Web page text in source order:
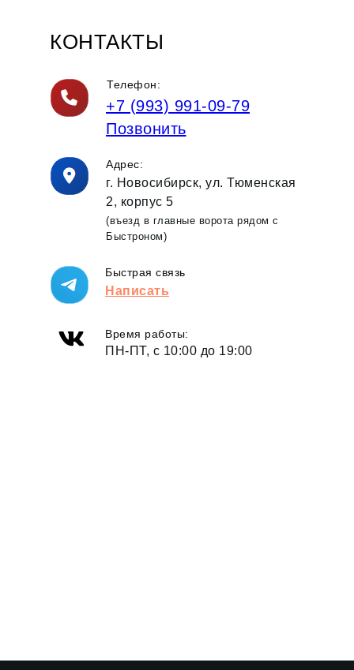
КОНТАКТЫ
+7 (993) 991-09-79
Позвонить
Телефон:
г. Новосибирск, ул. Тюменская
2, корпус 5
(въезд в главные ворота рядом с
Быстроном)
Адрес:
ПН-ПТ, с 10:00 до 19:00
Быстрая связь
Написать
Время работы: